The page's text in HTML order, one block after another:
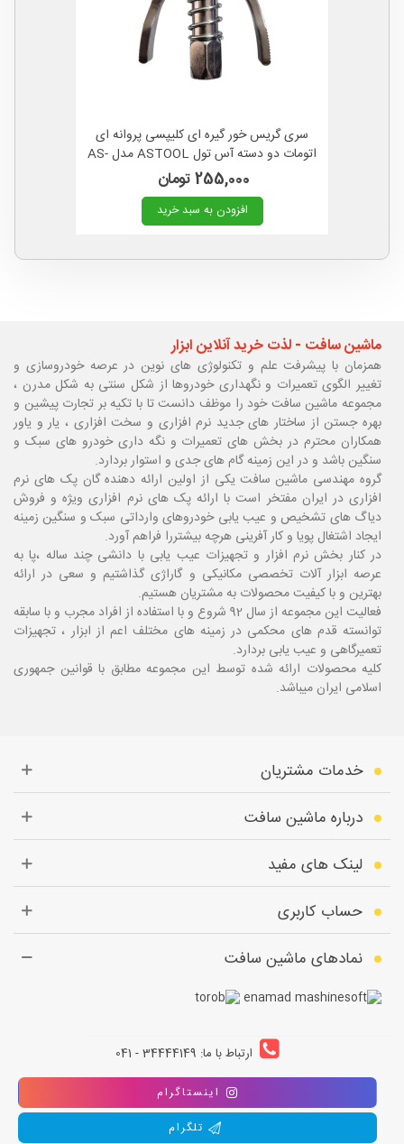
سری گریس خور گیره ای کلیپسی پروانه ای
اتومات دو دسته آس تول ASTOOL مدل AS-
1311
255,000 تومان
افزودن به سبد خرید
ماشین سافت - لذت خرید آنلاین ابزار
همزمان با پیشرفت علم و تکنولوژی های نوین در عرصه خودروسازی و
تغییر الگوی تعمیرات و نگهداری خودروها از شکل سنتی به شکل مدرن ،
مجموعه ماشین سافت خود را موظف دانست تا با تکیه بر تجارت پیشین و
بهره جستن از ساختار های جدید نرم افزاری و سخت افزاری ، یار و یاور
همکاران محترم در بخش های تعمیرات و نگه داری خودرو های سبک و
سنگین باشد و در این زمینه گام های جدی و استوار بردارد.
گروه مهندسی ماشین سافت یکی از اولین ارائه دهنده گان پک های نرم
افزاری در ایران مفتخر است با ارائه پک های نرم افزاری ویژه و فروش
دیاگ های تشخیص و عیب یابی خودروهای وارداتی سبک و سنگین زمینه
ایجاد اشتغال پویا و کار آفرینی هرچه بیشتررا فراهم آورد.
در کنار بخش نرم افزار و تجهیزات عیب یابی با دانشی چند ساله ،پا به
عرصه ابزار آلات تخصصی مکانیکی و گاراژی گذاشتیم و سعی در ارائه
بهترین و با کیفیت محصولات به مشتریان هستیم.
فعالیت این مجموعه از سال 92 شروع و با استفاده از افراد مجرب و با سابقه
توانسته قدم های محکمی در زمینه های مختلف اعم از ابزار ، تجهیزات
تعمیرگاهی و عیب یابی بردارد.
کلیه محصولات ارائه شده توسط این مجموعه مطابق با قوانین جمهوری
اسلامی ایران میباشد.
خدمات مشتریان
درباره ماشین سافت
لینک های مفید
حساب کاربری
نمادهای ماشین سافت
ارتباط با ما: 34444149 - 041
اینستاگرام
تلگرام